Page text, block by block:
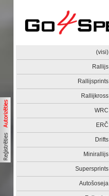
(visi)
Rallijs
Rallijsprints
Rallijkross
WRC
ERČ
Drifts
Minirallijs
Supersprints
Autošoseja